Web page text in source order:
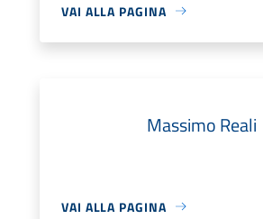
VAI ALLA PAGINA
Massimo Reali
VAI ALLA PAGINA